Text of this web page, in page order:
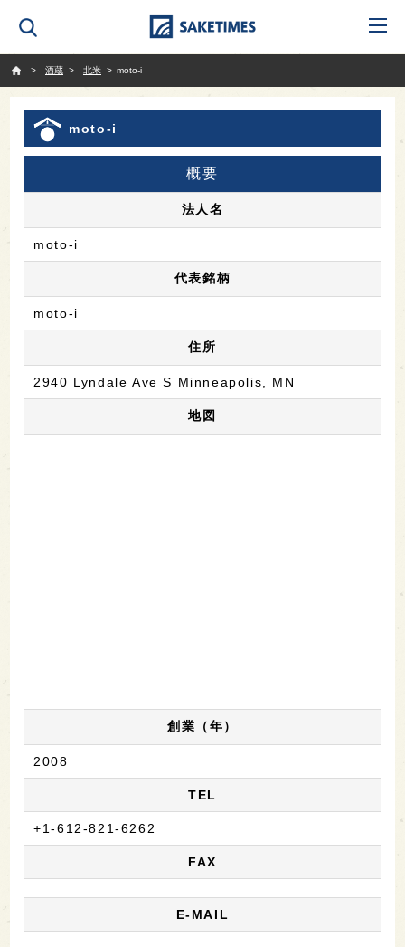
酒蔵
北米 moto-i
moto-i
概要
法人名
moto-i
代表銘柄
moto-i
住所
2940 Lyndale Ave S Minneapolis, MN
地図
創業（年）
2008
TEL
+1-612-821-6262
FAX
E-MAIL